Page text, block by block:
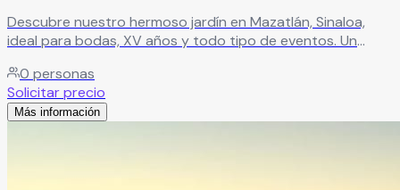
Descubre nuestro hermoso jardín en Mazatlán, Sinaloa,
ideal para bodas, XV años y todo tipo de eventos. Un
celebraciones inolvidables en un ambiente único.
0 personas
Solicitar precio
Más información